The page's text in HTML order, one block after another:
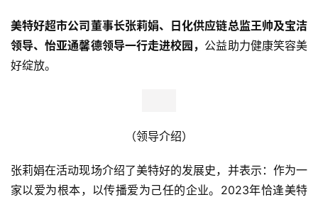
美特好超市公司董事长张莉娟、日化供应链总监王帅及宝洁
领导、怡亚通馨德领导一行走进校园， 公益助力健康笑容美
好绽放。
（领导介绍）
张莉娟在活动现场介绍了美特好的发展史，并表示：作为一
家以爱为根本，以传播爱为己任的企业。2023年恰逢美特